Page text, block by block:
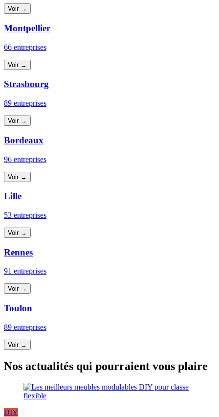
Voir →
Montpellier
66 entreprises
Voir →
Strasbourg
89 entreprises
Voir →
Bordeaux
96 entreprises
Voir →
Lille
53 entreprises
Voir →
Rennes
91 entreprises
Voir →
Toulon
89 entreprises
Voir →
Nos actualités qui pourraient vous plaire
DIY